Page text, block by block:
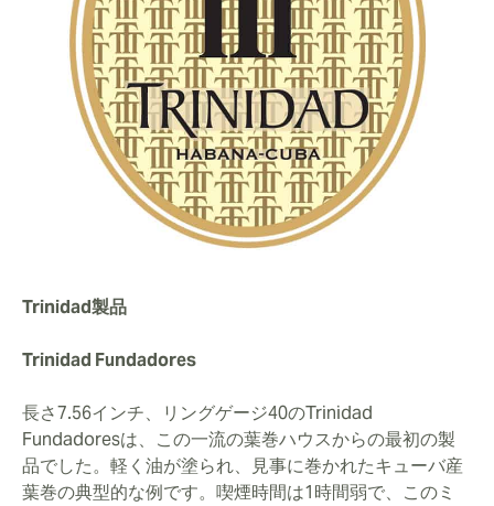
Trinidad製品
Trinidad Fundadores
長さ7.56インチ、リングゲージ40のTrinidad
Fundadoresは、この一流の葉巻ハウスからの最初の製
品でした。軽く油が塗られ、見事に巻かれたキューバ産
葉巻の典型的な例です。喫煙時間は1時間弱で、このミ